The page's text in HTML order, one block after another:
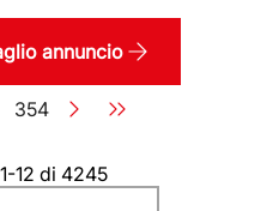
annuncio
Pagina
354
12 di 4245